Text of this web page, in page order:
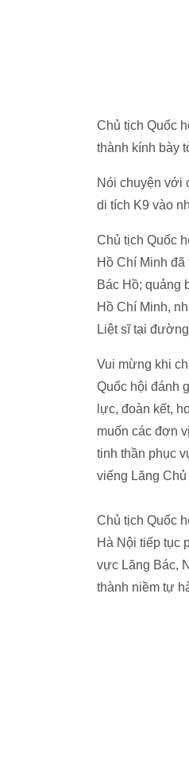
Chủ tịch Quốc
thành kính bày
Nói chuyện với
di tích K9 vào
Chủ tịch Quốc
Hồ Chí Minh
Bác Hồ; quảng
Hồ Chí Minh,
Liệt sĩ tại
Vui mừng khi
Quốc hội đánh
lực, đoàn kết,
muốn các đơn
tinh thần phục
viếng Lăng
Chủ tịch Quốc
Hà Nội tiếp tục
vực Lăng Bác,
thành niềm tự